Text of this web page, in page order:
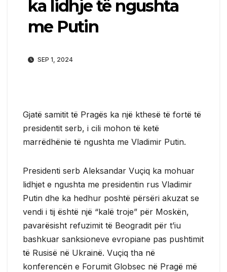
ka lidhje të ngushta
me Putin
SEP 1, 2024
Gjatë samitit të Pragës ka një kthesë të fortë të
presidentit serb, i cili mohon të ketë
marrëdhënie të ngushta me Vladimir Putin.
Presidenti serb Aleksandar Vuçiq ka mohuar
lidhjet e ngushta me presidentin rus Vladimir
Putin dhe ka hedhur poshtë përsëri akuzat se
vendi i tij është një “kalë troje” për Moskën,
pavarësisht refuzimit të Beogradit për t’iu
bashkuar sanksioneve evropiane pas pushtimit
të Rusisë në Ukrainë. Vuçiq tha në
konferencën e Forumit Globsec në Pragë më